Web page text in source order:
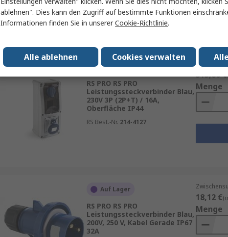
Auf Lager
RS PRO RS PRO
Leistungssteckverbinder Blau,
230V 3P (2P+T) / 16A,
Oberfläche IP44
RS Best.-Nr. 214-4127
313,86 €
Menge
Auf Lager
RS PRO RS PRO
Leistungssteckverbinder Blau,
200V, 250 V, Kabel Gerade IP67
32A
18,12 €
Menge
ablehnen". Dies kann den Zugriff auf bestimmte Funktionen
Informationen finden Sie in unsererCookie-Richtlinie.
Cookies verwalten
Alle ablehnen